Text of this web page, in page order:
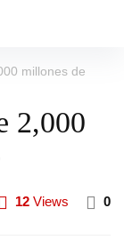
millones de
2,000
12 Views 0